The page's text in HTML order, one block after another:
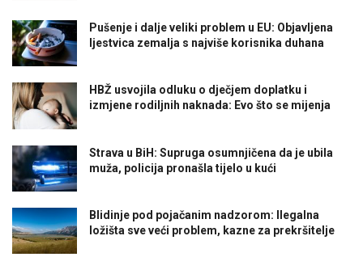
Pušenje i dalje veliki problem u EU: Objavljena
ljestvica zemalja s najviše korisnika duhana
HBŽ usvojila odluku o dječjem doplatku i
izmjene rodiljnih naknada: Evo što se mijenja
Strava u BiH: Supruga osumnjičena da je ubila
muža, policija pronašla tijelo u kući
Blidinje pod pojačanim nadzorom: Ilegalna
ložišta sve veći problem, kazne za prekršitelje